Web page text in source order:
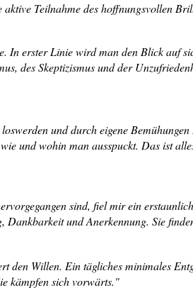
Teilnahme des hoffnungsvollen
erster Linie wird man den Blick auf
des Skeptizismus und der
und durch eigene
und wohin man ausspuckt. Das ist
sind, fiel mir ein
Dankbarkeit und Anerkennung. Sie
den Willen. Ein tägliches minimales
kämpfen sich vorwärts."